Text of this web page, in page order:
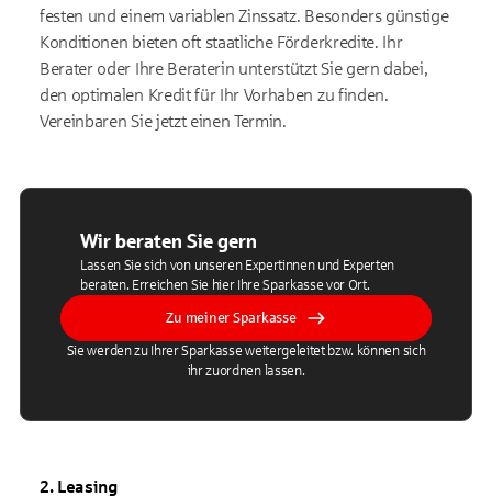
festen und einem variablen Zinssatz. Besonders günstige
Konditionen bieten oft staatliche Förderkredite. Ihr
Berater oder Ihre Beraterin unterstützt Sie gern dabei,
den optimalen Kredit für Ihr Vorhaben zu finden.
Vereinbaren Sie jetzt einen Termin.
Wir beraten Sie gern
Lassen Sie sich von unseren Expertinnen und Experten
beraten. Erreichen Sie hier Ihre Sparkasse vor Ort.
Zu meiner Sparkasse
Sie werden zu Ihrer Sparkasse weitergeleitet bzw. können sich
ihr zuordnen lassen.
2. Leasing